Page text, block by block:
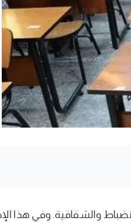
والشفافية. وفي هذا